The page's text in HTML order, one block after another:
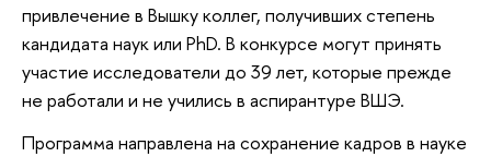
привлечение в Вышку коллег, получивших степень
кандидата наук или PhD. В конкурсе могут принять
участие исследователи до 39 лет, которые прежде
не работали и не учились в аспирантуре ВШЭ.
Программа направлена на сохранение кадров в науке